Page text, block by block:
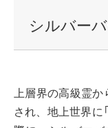
シルバー
上層界の高級霊
され、地上世界に